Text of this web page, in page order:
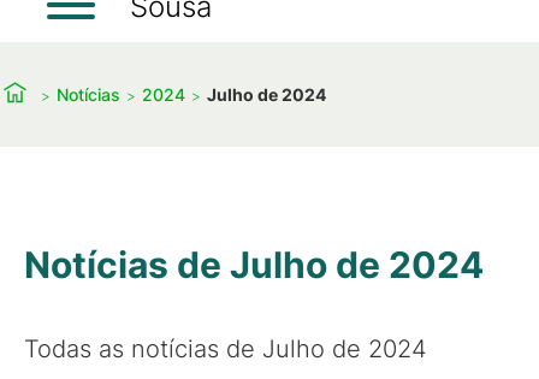
Notícias 2024 Julho de 2024
Notícias de Julho de 2024
Todas as notícias de Julho de 2024